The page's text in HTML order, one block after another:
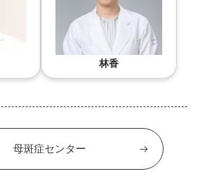
林香
母斑症センター